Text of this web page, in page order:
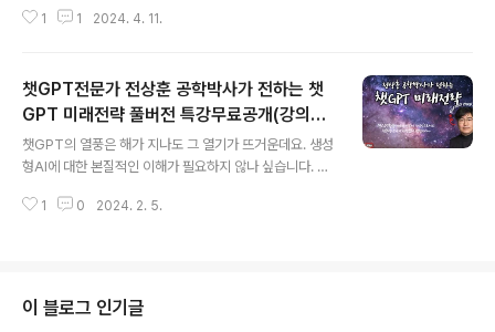
든 부분이 느린 면이 있니다. 그런 면에서 위로와 위안을 주
라인으로 특강을 진행해서 그 내용을 공유해봅니다. 오늘
은 1부로 우리가 앞으로 5년, 10년 후 미래를 대비하기 위
해 어떻게 대비해야 할 것인지에 대한 이야기를 전해보고
자 합니다. 작가님은 푸바우의 비사를 통해 어떻게 대중에
지 AI알고리즘에 대해 전합니다. 알고리즘을 모르면 개인
1 1 2024. 4. 11.
챗GPT전문가 전상훈 공학박사가 전하는 챗
GPT 미래전략 풀버전 특강무료공개(강의록
제공)
챗GPT의 열풍은 해가 지나도 그 열기가 뜨거운데요. 생성
형AI에 대한 본질적인 이해가 필요하지 않나 싶습니다. 이
저자 전상훈 박사님이 직진협에서 온라인으로 진행해주신
m.net/jobteach/Sjz8/40 *강의록은 Daum카페에 올
려뒀습니다. 등업 요청을 해주시면 다운로드 가능하오니
1 0 2024. 2. 5.
이 블로그 인기글